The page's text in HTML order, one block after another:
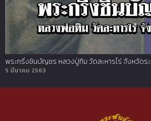
พระกริ่งชินบัญชร หลวงปู่ทิม วัดละหารไร่ จังหวัดร
5 มีนาคม 2563